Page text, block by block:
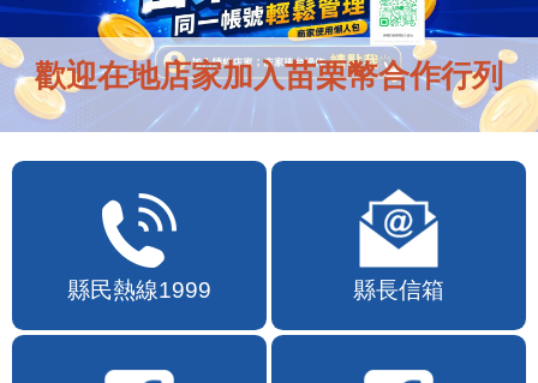
歡迎在地店家加入苗栗幣合作行列
縣民熱線1999 縣長信箱